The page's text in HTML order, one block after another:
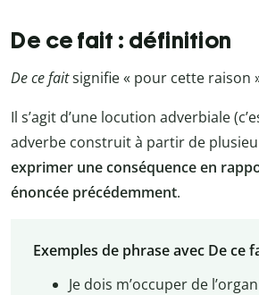
De ce fait : définition
De ce faitsignifie « pour cette raison
Il s’agit d’une locution adverbiale
adverbe construit à partir de
exprimer une conséquence en
énoncée précédemment.
Exemples de phrase avec De ce
Je dois m’occuper de